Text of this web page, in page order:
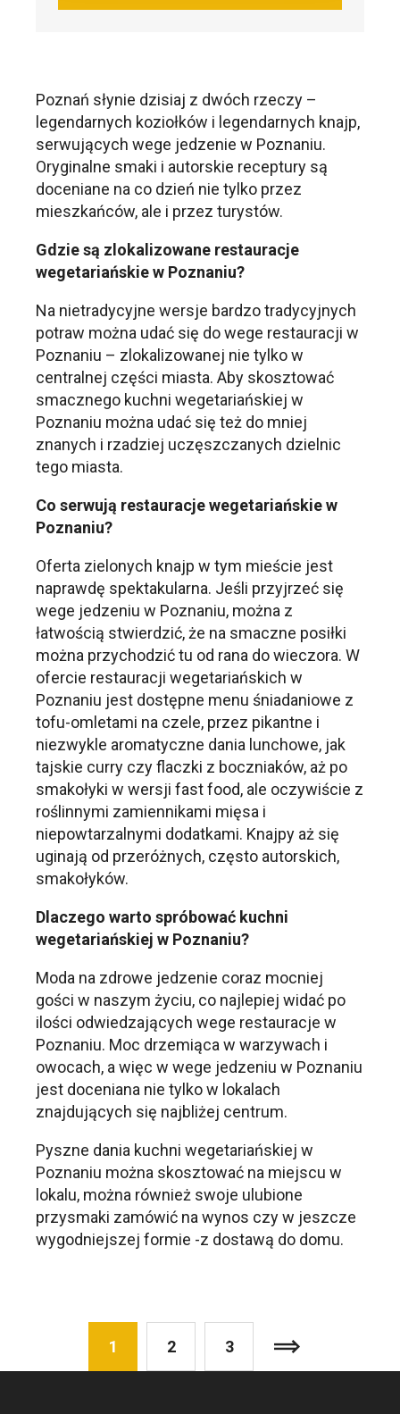
Poznań słynie dzisiaj z dwóch rzeczy –
legendarnych koziołków i legendarnych knajp,
serwujących wege jedzenie w Poznaniu.
Oryginalne smaki i autorskie receptury są
doceniane na co dzień nie tylko przez
mieszkańców, ale i przez turystów.
Gdzie są zlokalizowane restauracje
wegetariańskie w Poznaniu?
Na nietradycyjne wersje bardzo tradycyjnych
potraw można udać się do wege restauracji w
Poznaniu – zlokalizowanej nie tylko w
centralnej części miasta. Aby skosztować
smacznego kuchni wegetariańskiej w
Poznaniu można udać się też do mniej
znanych i rzadziej uczęszczanych dzielnic
tego miasta.
Co serwują restauracje wegetariańskie w
Poznaniu?
Oferta zielonych knajp w tym mieście jest
naprawdę spektakularna. Jeśli przyjrzeć się
wege jedzeniu w Poznaniu, można z
łatwością stwierdzić, że na smaczne posiłki
można przychodzić tu od rana do wieczora. W
ofercie restauracji wegetariańskich w
Poznaniu jest dostępne menu śniadaniowe z
tofu-omletami na czele, przez pikantne i
niezwykle aromatyczne dania lunchowe, jak
tajskie curry czy flaczki z boczniaków, aż po
smakołyki w wersji fast food, ale oczywiście z
roślinnymi zamiennikami mięsa i
niepowtarzalnymi dodatkami. Knajpy aż się
uginają od przeróżnych, często autorskich,
smakołyków.
Dlaczego warto spróbować kuchni
wegetariańskiej w Poznaniu?
Moda na zdrowe jedzenie coraz mocniej
gości w naszym życiu, co najlepiej widać po
ilości odwiedzających wege restauracje w
Poznaniu. Moc drzemiąca w warzywach i
owocach, a więc w wege jedzeniu w Poznaniu
jest doceniana nie tylko w lokalach
znajdujących się najbliżej centrum.
Pyszne dania kuchni wegetariańskiej w
Poznaniu można skosztować na miejscu w
lokalu, można również swoje ulubione
przysmaki zamówić na wynos czy w jeszcze
wygodniejszej formie -z dostawą do domu.
1 2 3